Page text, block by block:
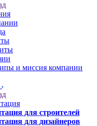
и миссия компании
для строителей
для дизайнеров